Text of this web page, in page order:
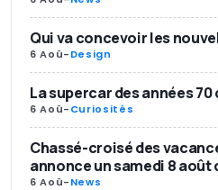
Qui va concevoir les
6 Aoû-Design
La supercar des années
6 Aoû-Curiosités
Chassé-croisé des
annonce un samedi 8
6 Aoû-News